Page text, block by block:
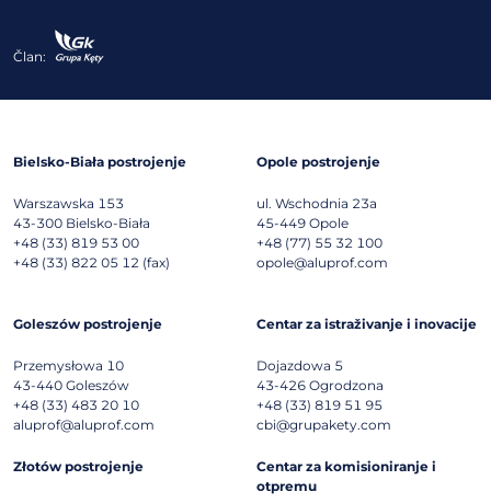
Član:
Bielsko-Biała postrojenje
Warszawska 153
43-300 Bielsko-Biała
+48 (33) 819 53 00
+48 (33) 822 05 12 (fax)
Opole postrojenje
ul. Wschodnia 23a
45-449 Opole
+48 (77) 55 32 100
opole@aluprof.com
Goleszów postrojenje
Przemysłowa 10
43-440 Goleszów
+48 (33) 483 20 10
aluprof@aluprof.com
Centar za istraživanje i inovacije
Dojazdowa 5
43-426 Ogrodzona
+48 (33) 819 51 95
cbi@grupakety.com
Złotów postrojenje
Centar za komisioniranje i
otpremu